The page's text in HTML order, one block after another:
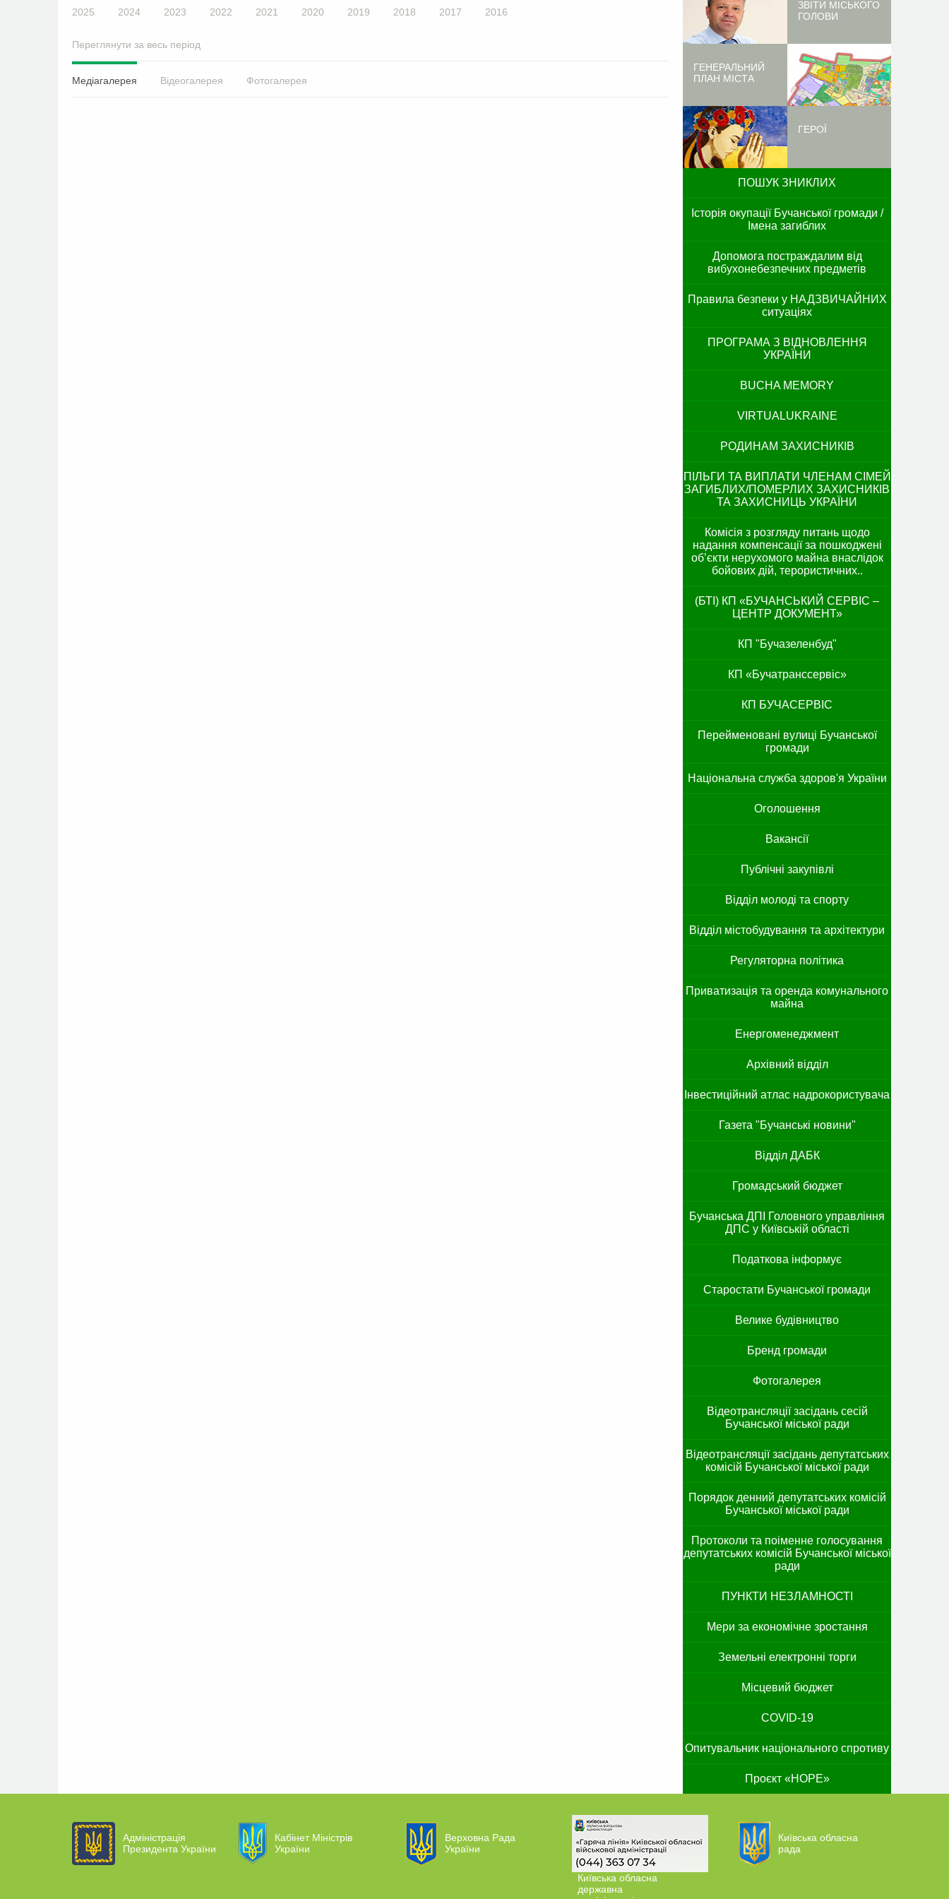
2025 2024 2023 2022 2021 2020 2019 2018 2017 2016
Переглянути за весь період
Медіагалерея Відеогалерея Фотогалерея
ЗВІТИ МІСЬКОГО
ГОЛОВИ
ГЕНЕРАЛЬНИЙ
ПЛАН МІСТА
ГЕРОЇ
ПОШУК ЗНИКЛИХ
Історія окупації Бучанської громади /
Імена загиблих
Допомога постраждалим від
вибухонебезпечних предметів
Правила безпеки у НАДЗВИЧАЙНИХ
ситуаціях
ПРОГРАМА З ВІДНОВЛЕННЯ
УКРАЇНИ
BUCHA MEMORY
VIRTUALUKRAINE
РОДИНАМ ЗАХИСНИКІВ
ПІЛЬГИ ТА ВИПЛАТИ ЧЛЕНАМ СІМЕЙ
ЗАГИБЛИХ/ПОМЕРЛИХ ЗАХИСНИКІВ
ТА ЗАХИСНИЦЬ УКРАЇНИ
Комісія з розгляду питань щодо
надання компенсації за пошкоджені
об’єкти нерухомого майна внаслідок
бойових дій, терористичних..
(БТІ) КП «БУЧАНСЬКИЙ СЕРВІС –
ЦЕНТР ДОКУМЕНТ»
КП "Бучазеленбуд"
КП «Бучатранссервіс»
КП БУЧАСЕРВІС
Перейменовані вулиці Бучанської
громади
Національна служба здоров'я України
Оголошення
Вакансії
Публічні закупівлі
Відділ молоді та спорту
Відділ містобудування та архітектури
Регуляторна політика
Приватизація та оренда комунального
майна
Енергоменеджмент
Архівний відділ
Інвестиційний атлас надрокористувача
Газета "Бучанські новини"
Відділ ДАБК
Громадський бюджет
Бучанська ДПІ Головного управління
ДПС у Київській області
Податкова інформує
Старостати Бучанської громади
Велике будівництво
Бренд громади
Фотогалерея
Відеотрансляції засідань сесій
Бучанської міської ради
Відеотрансляції засідань депутатських
комісій Бучанської міської ради
Порядок денний депутатських комісій
Бучанської міської ради
Протоколи та поіменне голосування
депутатських комісій Бучанської міської
ради
ПУНКТИ НЕЗЛАМНОСТІ
Мери за економічне зростання
Земельні електронні торги
Місцевий бюджет
COVID-19
Опитувальник національного спротиву
Проєкт «HOPE»
Адміністрація
Президента України
Кабінет Міністрів
України
Верховна Рада
України
Київська обласна
державна
Київська обласна
рада